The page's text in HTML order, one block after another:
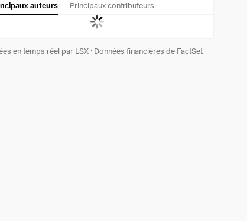
auteurs Principaux contributeurs
en temps réel par LSX· Données financières de FactSet